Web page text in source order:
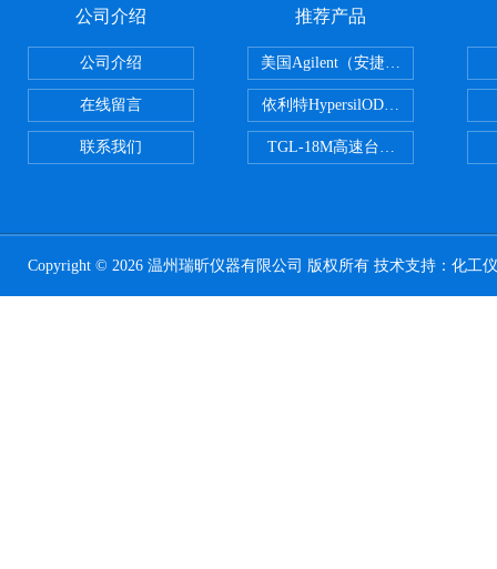
公司介绍
公司介绍
在线留言
联系我们
推荐产品
美国Agilent（安捷伦） PLOT色谱
依利特HypersilODS2/C18/C8/
TGL-18M高速台式冷冻离心机
Copyright © 2026 温州瑞昕仪器有限公司 版权所有 技术支持： 化工